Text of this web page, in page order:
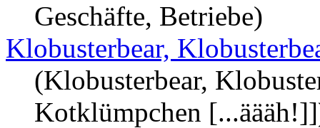
Geschäfte, Betriebe)
Klobusterbear,
(Klobusterbear,
Kotklümpchen